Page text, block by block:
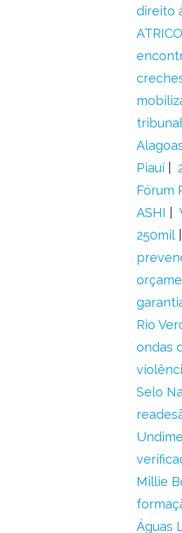
direito
Piauí
Fórum
ASHI
250mil
Rio
ondas
Selo
Millie
Águas